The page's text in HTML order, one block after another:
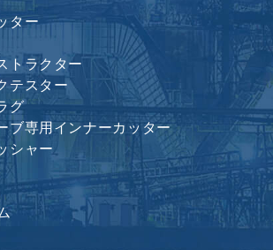
ター
トラクター
テスター
グ
ブ専用インナーカッター
シャー